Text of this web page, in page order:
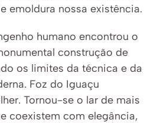
emoldura nossa existência.
humano encontrou o
construção de
os limites da técnica e da
Foz do Iguaçu
Tornou-se o lar de mais
coexistem com elegância,